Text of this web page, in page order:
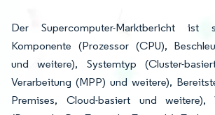
Der Supercomputer-Marktbericht ist
Komponente (Prozessor (CPU),
und weitere), Systemtyp (Cluster-
Verarbeitung (MPP) und weitere),
Premises, Cloud-basiert und weitere),